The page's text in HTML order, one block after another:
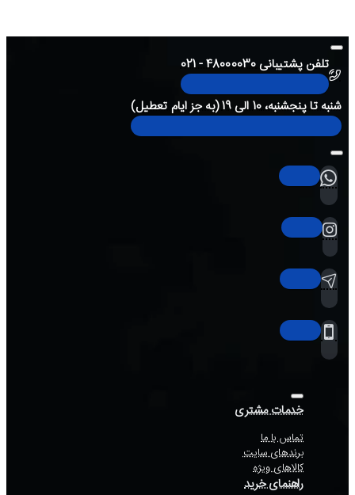
تلفن پشتیبانی 48000030 - 021
شنبه تا پنجشنبه، 10 الی 19 (به جز ایام تعطیل)
خدمات مشتری
تماس با ما
برندهای سایت
کالاهای ویژه
راهنمای خرید